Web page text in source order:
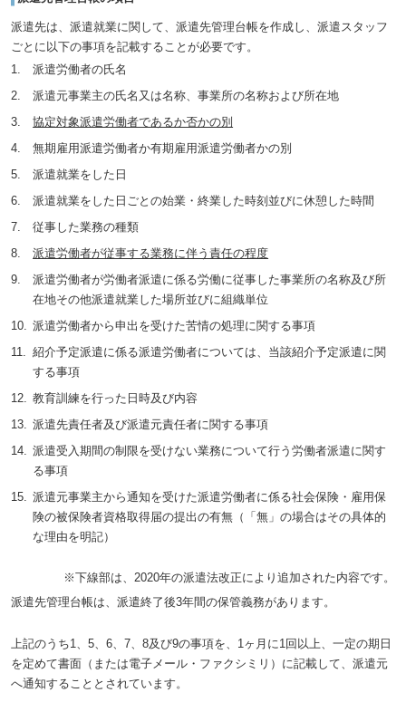
派遣先は、派遣就業に関して、派遣先管理台帳を作成し、派遣スタッフ
ごとに以下の事項を記載することが必要です。
派遣労働者の氏名
派遣元事業主の氏名又は名称、事業所の名称および所在地
協定対象派遣労働者であるか否かの別
無期雇用派遣労働者か有期雇用派遣労働者かの別
派遣就業をした日
派遣就業をした日ごとの始業・終業した時刻並びに休憩した時間
従事した業務の種類
派遣労働者が従事する業務に伴う責任の程度
派遣労働者が労働者派遣に係る労働に従事した事業所の名称及び所
在地その他派遣就業した場所並びに組織単位
派遣労働者から申出を受けた苦情の処理に関する事項
紹介予定派遣に係る派遣労働者については、当該紹介予定派遣に関
する事項
教育訓練を行った日時及び内容
派遣先責任者及び派遣元責任者に関する事項
派遣受入期間の制限を受けない業務について行う労働者派遣に関す
る事項
派遣元事業主から通知を受けた派遣労働者に係る社会保険・雇用保
険の被保険者資格取得届の提出の有無（「無」の場合はその具体的
な理由を明記）
※下線部は、2020年の派遣法改正により追加された内容です。
派遣先管理台帳は、派遣終了後3年間の保管義務があります。
上記のうち1、5、6、7、8及び9の事項を、1ヶ月に1回以上、一定の期日
を定めて書面（または電子メール・ファクシミリ）に記載して、派遣元
へ通知することとされています。